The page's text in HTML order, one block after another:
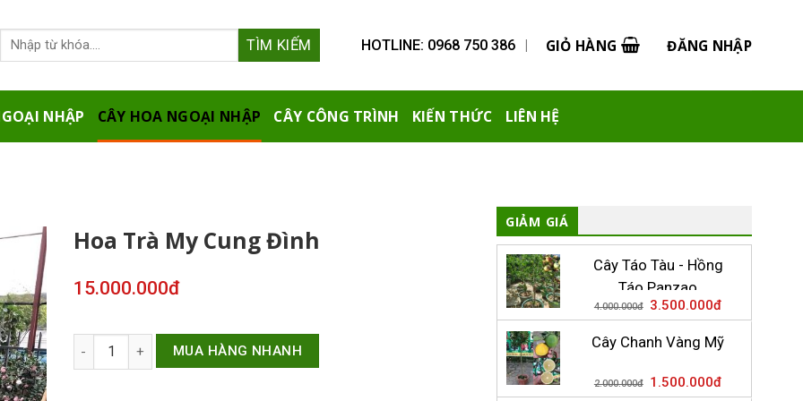
HOTLINE: 0968 750 386 | GIỎ HÀNG ĐĂNG NHẬP
NHẬP CÂY HOA NGOẠI NHẬP CÂY CÔNG TRÌNH KIẾN THỨC LIÊN HỆ
Hoa Trà My Cung Đình
15.000.000đ
Hoa Trà My Cung Đình số lượng
MUA HÀNG NHANH
GIẢM GIÁ
Cây Táo Tàu - Hồng
Táo Panzao
4.000.000đ 3.500.000đ
Cây Chanh Vàng Mỹ
2.000.000đ 1.500.000đ